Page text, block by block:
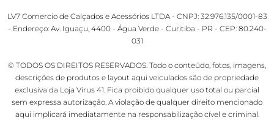
LV7 Comercio de Calçados e Acessórios LTDA - CNPJ: 32.976.135/0001-83
- Endereço: Av. Iguaçu, 4400 - Água Verde - Curitiba - PR - CEP: 80.240-
031
© TODOS OS DIREITOS RESERVADOS. Todo o conteúdo, fotos, imagens,
descrições de produtos e layout aqui veiculados são de propriedade
exclusiva da Loja Virus 41. Fica proibido qualquer uso total ou parcial
sem expressa autorização. A violação de qualquer direito mencionado
aqui implicará imediatamente na responsabilização cível e criminal.